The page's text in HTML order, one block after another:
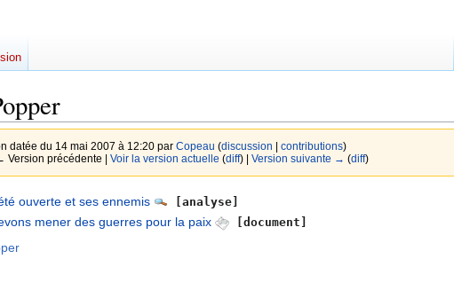
datée du 14 mai 2007 à 12:20 par Copeau (discussion contributions)
Version précédente | Voir la version actuelle (diff) | Version suivante → (diff)
ouverte et ses ennemis [analyse]
mener des guerres pour la paix [document]